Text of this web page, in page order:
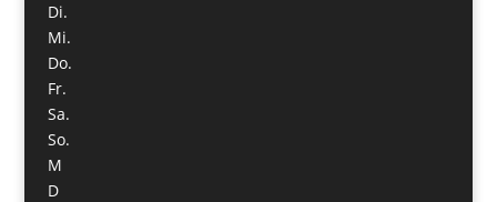
Di.
Mi.
Do.
Fr.
Sa.
So.
M
D